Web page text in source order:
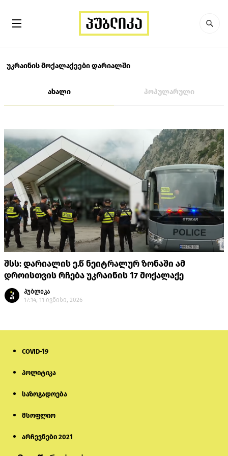
უკრაინის მოქალაქეები დარიალში
ახალი პოპულარული
შსს: დარიალის ე.წ ნეიტრალურ ზონაში ამ
დროისთვის რჩება უკრაინის 17 მოქალაქე
პუბლიკა
17:14, 11 ივნისი, 2026
COVID-19
პოლიტიკა
საზოგადოება
მსოფლიო
არჩევნები 2021